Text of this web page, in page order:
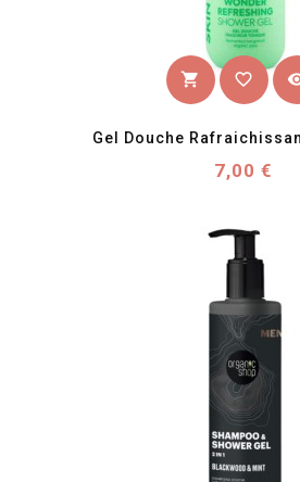
shopping_cart favorite_border
Gel Douche
Prix
7,00 €